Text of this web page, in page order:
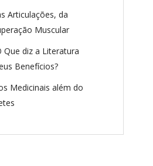
Articulações, da
Muscular
Que diz a Literatura
Benefícios?
Medicinais além do